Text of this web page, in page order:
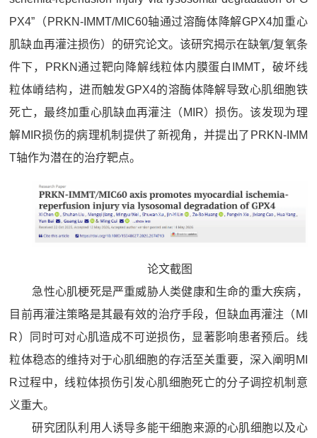
PX4”（PRKN-IMMT/MIC60轴通过溶酶体降解GPX4加重心
肌缺血再灌注损伤）的研究论文。该研究揭示在缺氧/复氧条
件下，PRKN通过靶向降解线粒体内膜蛋白IMMT，破坏线
粒体嵴结构，进而触发GPX4的溶酶体降解导致心肌细胞铁
死亡，最终加重心肌缺血再灌注（MIR）损伤。该发现为理
解MIR损伤的病理机制提供了新视角，并提出了PRKN-IMM
T轴作为潜在的治疗靶点。
论文截图
急性心肌梗死是严重威胁人类健康和生命的重大疾病，
目前再灌注策略是其最有效的治疗手段，但缺血再灌注（MI
R）同时可对心肌造成不可逆损伤，显著影响患者预后。线
粒体稳态的维持对于心肌细胞的存活至关重要，深入阐明MI
R过程中，线粒体损伤引发心肌细胞死亡的分子调控机制意
义重大。
研究团队利用人诱导多能干细胞来源的心肌细胞以及心